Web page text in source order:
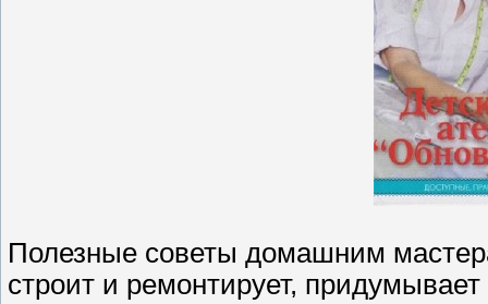
Полезные советы домашним
строит и ремонтирует,